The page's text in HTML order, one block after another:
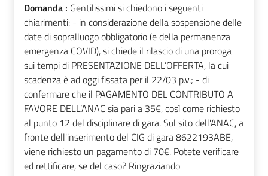
Domanda : Gentilissimi si chiedono i seguenti
chiarimenti: - in considerazione della sospensione delle
date di sopralluogo obbligatorio (e della permanenza
emergenza COVID), si chiede il rilascio di una proroga
sui tempi di PRESENTAZIONE DELL’OFFERTA, la cui
scadenza è ad oggi fissata per il 22/03 p.v.; - di
confermare che il PAGAMENTO DEL CONTRIBUTO A
FAVORE DELL’ANAC sia pari a 35€, così come richiesto
al punto 12 del disciplinare di gara. Sul sito dell'ANAC, a
fronte dell'inserimento del CIG di gara 8622193ABE,
viene richiesto un pagamento di 70€. Potete verificare
ed rettificare, se del caso? Ringraziando